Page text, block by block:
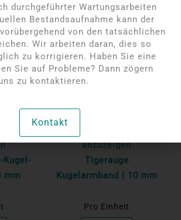
mm
NICHT AUF LAGER
anzuzeigen
Tigerauge
Kugelarmband | 10 mm
Pro Einheit
durchgeführter Wartungsarbeiten
Bestandsaufnahme kann der
von den tatsächlichen
Wir arbeiten daran, dies so
zu korrigieren. Haben Sie eine
Sie auf Probleme? Dann zögern
zu kontaktieren.
Kontakt